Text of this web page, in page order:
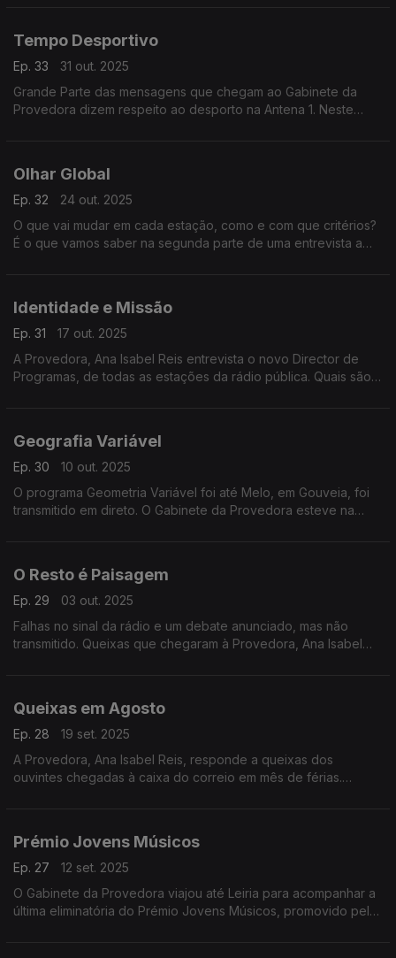
Tempo Desportivo
Ep. 33
31 out. 2025
Grande Parte das mensagens que chegam ao Gabinete da
Provedora dizem respeito ao desporto na Antena 1. Neste
Olhar Global
Ep. 32
24 out. 2025
O que vai mudar em cada estação, como e com que critérios?
É o que vamos saber na segunda parte de uma entrevista a
Identidade e Missão
Ep. 31
17 out. 2025
A Provedora, Ana Isabel Reis entrevista o novo Director de
Programas, de todas as estações da rádio pública. Quais são
Geografia Variável
Ep. 30
10 out. 2025
O programa Geometria Variável foi até Melo, em Gouveia, foi
transmitido em direto. O Gabinete da Provedora esteve na
O Resto é Paisagem
Ep. 29
03 out. 2025
Falhas no sinal da rádio e um debate anunciado, mas não
transmitido. Queixas que chegaram à Provedora, Ana Isabel
Queixas em Agosto
Ep. 28
19 set. 2025
A Provedora, Ana Isabel Reis, responde a queixas dos
ouvintes chegadas à caixa do correio em mês de férias.
Prémio Jovens Músicos
Ep. 27
12 set. 2025
O Gabinete da Provedora viajou até Leiria para acompanhar a
última eliminatória do Prémio Jovens Músicos, promovido pela